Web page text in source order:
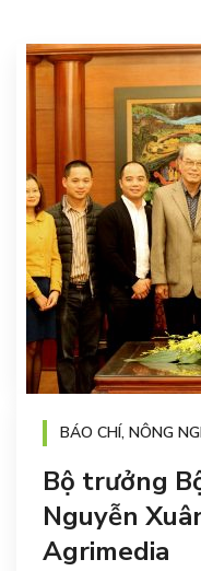
BÁO CHÍ, NÔNG
Bộ trưởng
Nguyễn
Agrimedia